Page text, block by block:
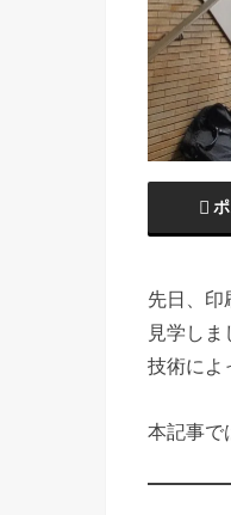
先日、印
見学し
技術によ
本記事で